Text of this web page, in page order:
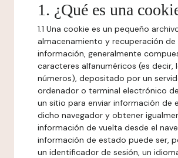
1. ¿Qué es una
1.1 Una cookie es un pequeño
almacenamiento y recuperación de
información, generalmente
caracteres alfanuméricos (es decir,
números), depositado por un
ordenador o terminal electrónico
un sitio para enviar información de
dicho navegador y obtener
información de vuelta desde el
información de estado puede ser,
un identificador de sesión, un